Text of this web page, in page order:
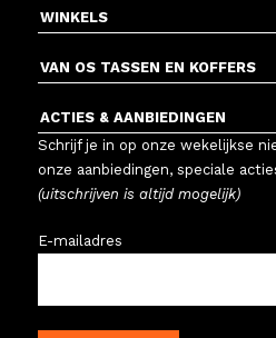
WINKELS
VAN OS TASSEN EN KOFFERS
ACTIES & AANBIEDINGEN
Schrijf je in op onze wekelijkse
onze aanbiedingen, speciale
(uitschrijven is altijd mogelijk)
E-mailadres